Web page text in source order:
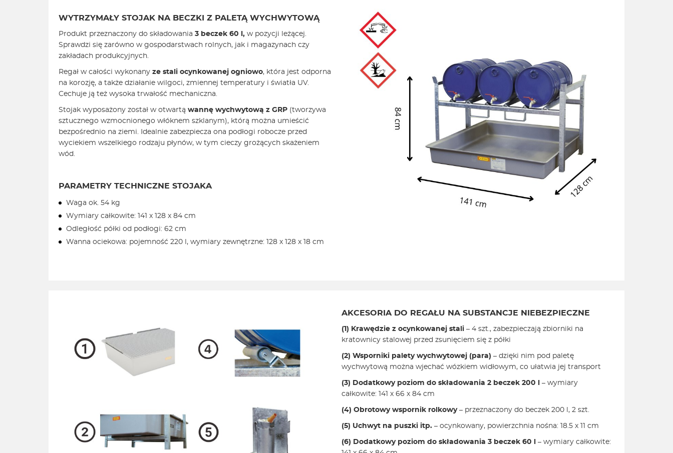
WYTRZYMAŁY STOJAK NA BECZKI Z PALETĄ WYCHWYTOWĄ
Produkt przeznaczony do składowania 3 beczek 60 l, w pozycji leżącej.
Sprawdzi się zarówno w gospodarstwach rolnych, jak i magazynach czy
zakładach produkcyjnych.
Regał w całości wykonany ze stali ocynkowanej ogniowo, która jest odporna
na korozję, a także działanie wilgoci, zmiennej temperatury i światła UV.
Cechuje ją też wysoka trwałość mechaniczna.
Stojak wyposażony został w otwartą wannę wychwytową z GRP (tworzywa
sztucznego wzmocnionego włóknem szklanym), którą można umieścić
bezpośrednio na ziemi. Idealnie zabezpiecza ona podłogi robocze przed
wyciekiem wszelkiego rodzaju płynów, w tym cieczy grożących skażeniem
wód.
PARAMETRY TECHNICZNE STOJAKA
Waga ok. 54 kg
Wymiary całkowite: 141 x 128 x 84 cm
Odległość półki od podłogi: 62 cm
Wanna ociekowa: pojemność 220 l, wymiary zewnętrzne: 128 x 128 x 18 cm
AKCESORIA DO REGAŁU NA SUBSTANCJE NIEBEZPIECZNE
(1) Krawędzie z ocynkowanej stali – 4 szt., zabezpieczają zbiorniki na
kratownicy stalowej przed zsunięciem się z półki
(2) Wsporniki palety wychwytowej (para) – dzięki nim pod paletę
wychwytową można wjechać wózkiem widłowym, co ułatwia jej transport
(3) Dodatkowy poziom do składowania 2 beczek 200 l
– wymiary
całkowite: 141 x 66 x 84 cm
(4) Obrotowy wspornik rolkowy– przeznaczony do beczek 200 l, 2 szt.
(5) Uchwyt na puszki itp. – ocynkowany, powierzchnia nośna: 18.5 x 11 cm
(6) Dodatkowy poziom do składowania 3 beczek 60 l
– wymiary całkowite: